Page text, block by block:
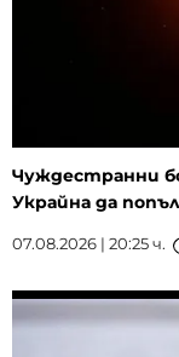
Чуждестранни
Украйна да
07.08.2026 | 20:25 ч.